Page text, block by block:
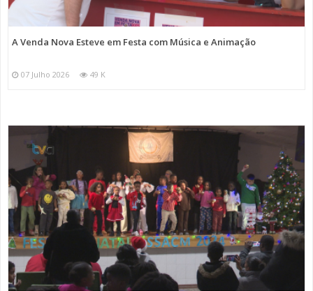
A Venda Nova Esteve em Festa com Música e Animação
07 Julho 2026 49 K